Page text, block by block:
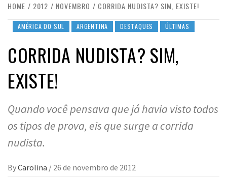
HOME 2012 NOVEMBRO CORRIDA NUDISTA? SIM, EXISTE!
AMÉRICA DO SUL ARGENTINA DESTAQUES ÚLTIMAS
CORRIDA NUDISTA? SIM,
EXISTE!
Quando você pensava que já havia visto todos
os tipos de prova, eis que surge a corrida
nudista.
ByCarolina / 26 de novembro de 2012